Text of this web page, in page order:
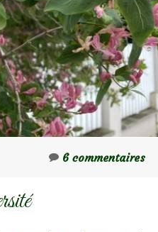
6 commentaires